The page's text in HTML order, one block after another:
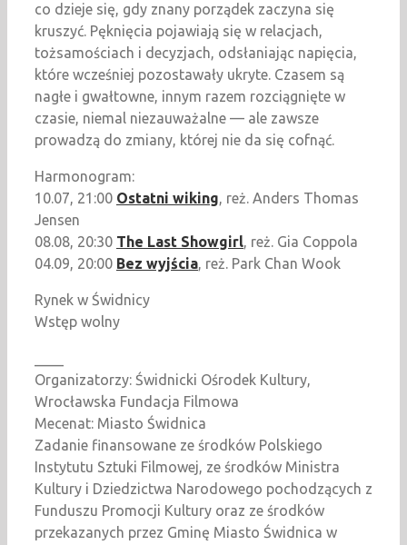
co dzieje się, gdy znany porządek zaczyna się
kruszyć. Pęknięcia pojawiają się w relacjach,
tożsamościach i decyzjach, odsłaniając napięcia,
które wcześniej pozostawały ukryte. Czasem są
nagłe i gwałtowne, innym razem rozciągnięte w
czasie, niemal niezauważalne — ale zawsze
prowadzą do zmiany, której nie da się cofnąć.
Harmonogram:
10.07, 21:00 Ostatni wiking, reż. Anders Thomas
Jensen
08.08, 20:30 The Last Showgirl, reż. Gia Coppola
04.09, 20:00 Bez wyjścia, reż. Park Chan Wook
Rynek w Świdnicy
Wstęp wolny
Organizatorzy: Świdnicki Ośrodek Kultury,
Wrocławska Fundacja Filmowa
Mecenat: Miasto Świdnica
Zadanie finansowane ze środków Polskiego
Instytutu Sztuki Filmowej, ze środków Ministra
Kultury i Dziedzictwa Narodowego pochodzących z
Funduszu Promocji Kultury oraz ze środków
przekazanych przez Gminę Miasto Świdnica w